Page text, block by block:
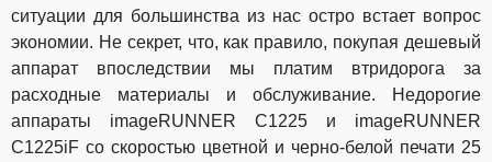
ситуации для большинства из нас остро встает вопрос
экономии. Не секрет, что, как правило, покупая дешевый
аппарат впоследствии мы платим втридорога за
расходные материалы и обслуживание. Недорогие
аппараты imageRUNNER C1225 и imageRUNNER
C1225iF со скоростью цветной и черно-белой печати 25